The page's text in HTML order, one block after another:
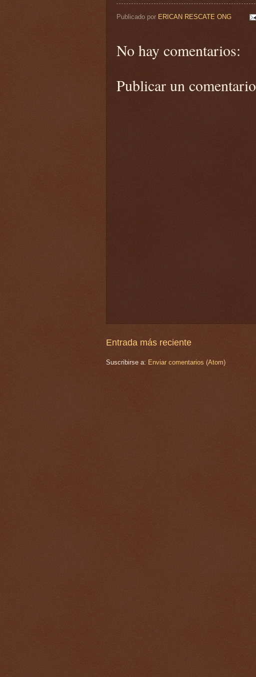
Publicado por ERICAN RESCATE ONG
No hay comentarios:
Publicar un comentario
Entrada más reciente
Suscribirse a: Enviar comentarios (Atom)